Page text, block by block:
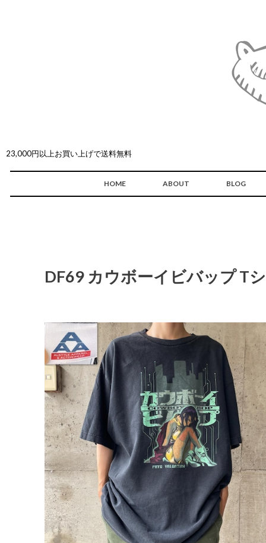
23,000円以上お買い上げで送料無料
HOME ABOUT BLOG
DF69 カウボーイビバップ T